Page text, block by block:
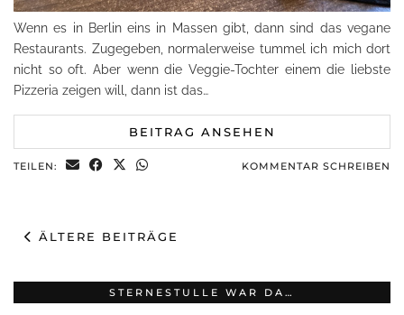
Wenn es in Berlin eins in Massen gibt, dann sind das vegane
Restaurants. Zugegeben, normalerweise tummel ich mich dort
nicht so oft. Aber wenn die Veggie-Tochter einem die liebste
Pizzeria zeigen will, dann ist das…
BEITRAG ANSEHEN
TEILEN: KOMMENTAR SCHREIBEN
ÄLTERE BEITRÄGE
STERNESTULLE WAR DA…